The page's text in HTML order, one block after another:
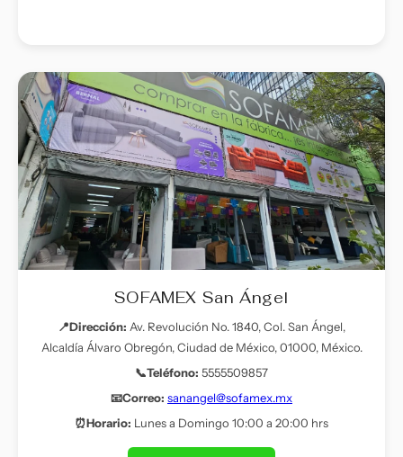
SOFAMEX San Ángel
📍Dirección: Av. Revolución No. 1840, Col. San Ángel,
Alcaldía Álvaro Obregón, Ciudad de México, 01000, México.
📞Teléfono: 5555509857
📧Correo: sanangel@sofamex.mx
⏰Horario: Lunes a Domingo 10:00 a 20:00 hrs